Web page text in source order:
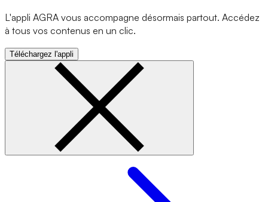
L'appli AGRA vous accompagne désormais partout. Accédez
à tous vos contenus en un clic.
Téléchargez l'appli